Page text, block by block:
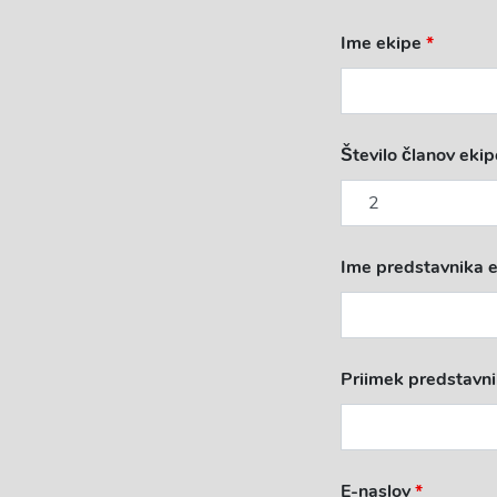
Ime ekipe *
Število članov
Ime predstavnika
Priimek
E-naslov*